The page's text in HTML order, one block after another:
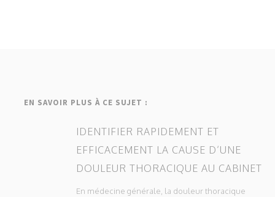
EN SAVOIR PLUS À CE SUJET :
IDENTIFIER RAPIDEMENT ET
EFFICACEMENT LA CAUSE D’UNE
DOULEUR THORACIQUE AU CABINET
En médecine générale, la douleur thoracique